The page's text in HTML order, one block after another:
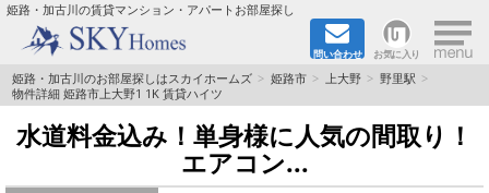
姫路・加古川の賃貸マンション・アパートお部屋探し
問い合わせ お気に入り ×
TOPページ
都市ガス·オール電化
☆新築物件☆
姫路・加古川のお部屋探しはスカイホームズ 姫路市 上大野
野里駅
物件詳細 姫路市上大野1 1K 賃貸ハイツ
水道料金込み！単身様に人気の間取り！
エアコン...